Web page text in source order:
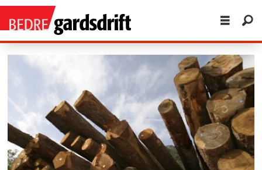
Tag:
bedrifter
og
organisasjoner